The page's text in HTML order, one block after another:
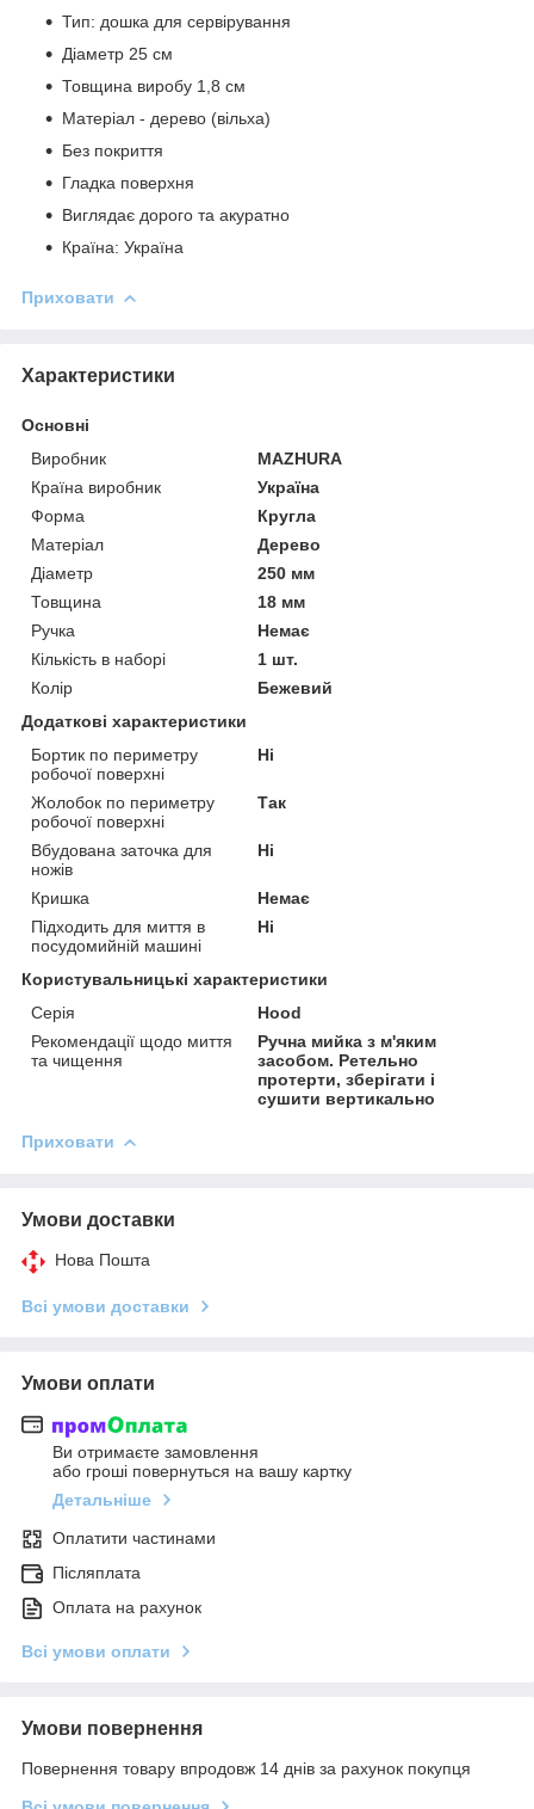
Тип: дошка для сервірування
Діаметр 25 см
Товщина виробу 1,8 см
Матеріал - дерево (вільха)
Без покриття
Гладка поверхня
Виглядає дорого та акуратно
Країна: Україна
Приховати
Характеристики
Основні
Виробник
MAZHURA
Країна виробник
Україна
Форма
Кругла
Матеріал
Дерево
Діаметр
250 мм
Товщина
18 мм
Ручка
Немає
Кількість в наборі
1 шт.
Колір
Бежевий
Додаткові характеристики
Бортик по периметру
робочої поверхні
Ні
Жолобок по периметру
робочої поверхні
Так
Вбудована заточка для
ножів
Ні
Кришка
Немає
Підходить для миття в
посудомийній машині
Ні
Користувальницькі характеристики
Серія
Hood
Рекомендації щодо миття
та чищення
Ручна мийка з м'яким
засобом. Ретельно
протерти, зберігати і
сушити вертикально
Приховати
Умови доставки
Нова Пошта
Всі умови доставки
Умови оплати
Ви отримаєте замовлення
або гроші повернуться на вашу картку
Детальніше
Оплатити частинами
Післяплата
Оплата на рахунок
Всі умови оплати
Умови повернення
Повернення товару впродовж 14 днів за рахунок покупця